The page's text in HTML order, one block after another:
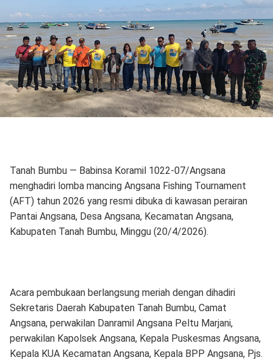
Tanah Bumbu — Babinsa Koramil 1022-07/Angsana
menghadiri lomba mancing Angsana Fishing Tournament
(AFT) tahun 2026 yang resmi dibuka di kawasan perairan
Pantai Angsana, Desa Angsana, Kecamatan Angsana,
Kabupaten Tanah Bumbu, Minggu (20/4/2026).
Acara pembukaan berlangsung meriah dengan dihadiri
Sekretaris Daerah Kabupaten Tanah Bumbu, Camat
Angsana, perwakilan Danramil Angsana Peltu Marjani,
perwakilan Kapolsek Angsana, Kepala Puskesmas Angsana,
Kepala KUA Kecamatan Angsana, Kepala BPP Angsana, Pjs.